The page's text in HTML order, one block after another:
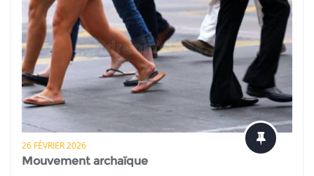
26 FÉVRIER 2026
Mouvement archaïque